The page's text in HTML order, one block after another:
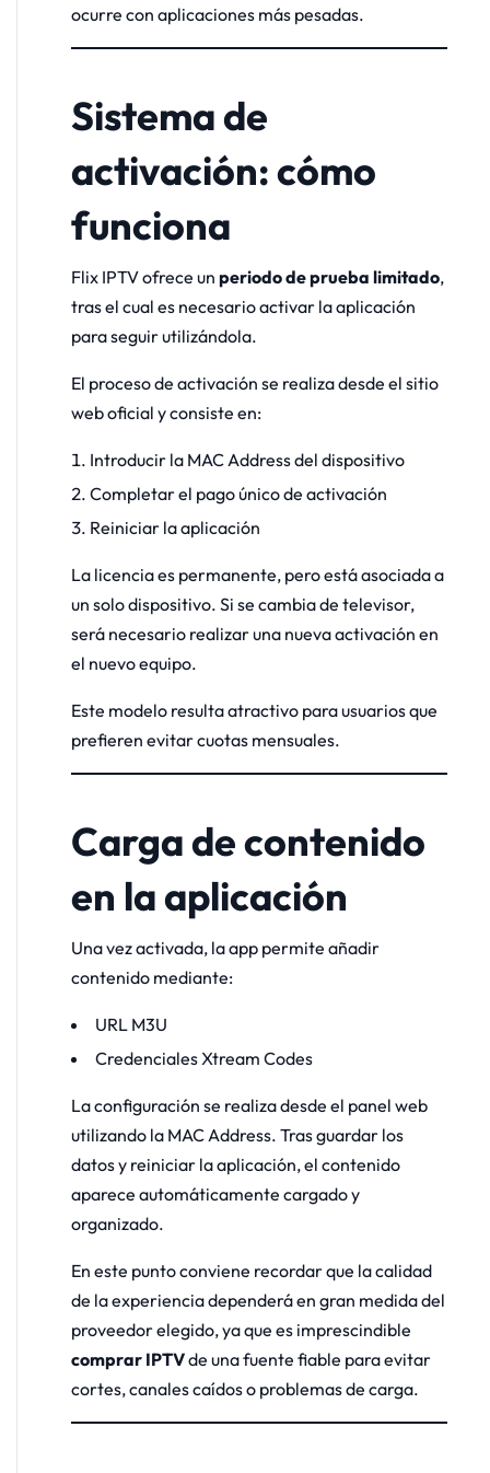
ocurre con aplicaciones más pesadas.
Sistema de
activación: cómo
funciona
Flix IPTV ofrece unperiodo de prueba limitado,
tras el cual es necesario activar la aplicación
para seguir utilizándola.
El proceso de activación se realiza desde el sitio
web oficial y consiste en:
Introducir la MAC Address del dispositivo
Completar el pago único de activación
Reiniciar la aplicación
La licencia es permanente, pero está asociada a
un solo dispositivo. Si se cambia de televisor,
será necesario realizar una nueva activación en
el nuevo equipo.
Este modelo resulta atractivo para usuarios que
prefieren evitar cuotas mensuales.
Carga de contenido
en la aplicación
Una vez activada, la app permite añadir
contenido mediante:
URL M3U
Credenciales Xtream Codes
La configuración se realiza desde el panel web
utilizando la MAC Address. Tras guardar los
datos y reiniciar la aplicación, el contenido
aparece automáticamente cargado y
organizado.
En este punto conviene recordar que la calidad
de la experiencia dependerá en gran medida del
proveedor elegido, ya que es imprescindible
comprar IPTVde una fuente fiable para evitar
cortes, canales caídos o problemas de carga.